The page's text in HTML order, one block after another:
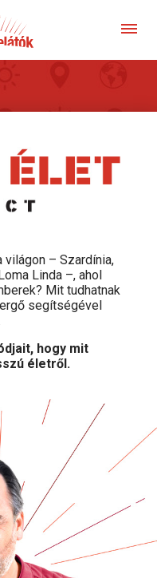
világon – Szardínia,
Linda –, ahol
Mit tudhatnak
segítségével
hogy mit
életről.